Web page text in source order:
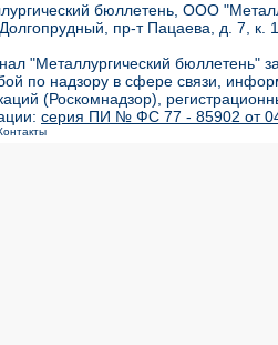
бюллетень, ООО
Долгопрудный, пр-т Пацаева, д. 7,
"Металлургический бюллетень"
по надзору в сфере связи,
(Роскомнадзор),
серия ПИ № ФС 77 - 85902 от 04